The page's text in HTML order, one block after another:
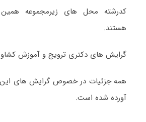
کدرشته محل های زیرمجموعه همین
هستند.
گرایش های دکتری ترویج و آموزش
همه جزئیات در خصوص گرایش های این
آورده شده است.